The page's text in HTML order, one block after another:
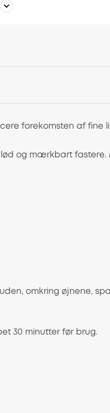
forekomsten af fine
og mærkbart fastere.
omkring øjnene,
30 minutter før brug.